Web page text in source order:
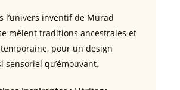
l’univers inventif de Murad
mêlent traditions ancestrales et
pour un design
sensoriel qu’émouvant.